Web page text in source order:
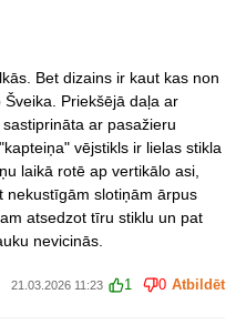
Bet dizains ir kaut kas non
Priekšējā daļa ar
ar pasažieru
vējstikls ir lielas stikla
laikā rotē ap vertikālo asi,
nekustīgām slotiņām ārpus
atsedzot tīru stiklu un pat
nevicinās.
21.03.2026 11:23 1 0 Atbildēt